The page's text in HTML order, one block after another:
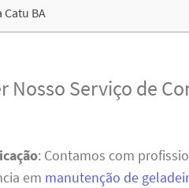
BA
Nosso Serviço de
: Contamos com
em manutenção de